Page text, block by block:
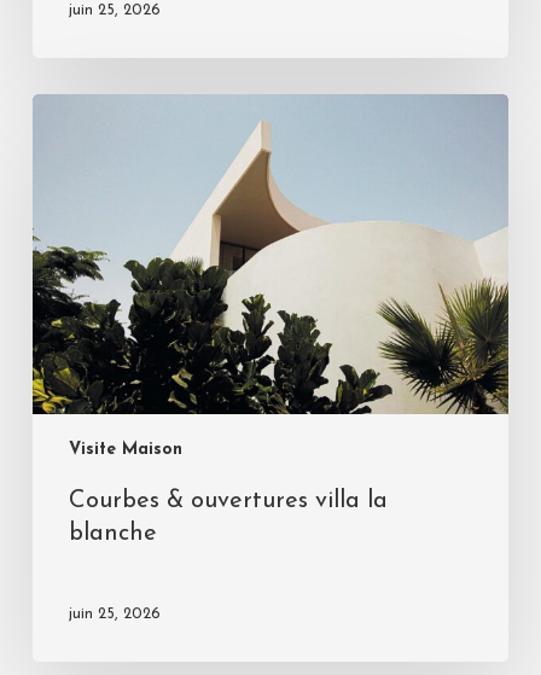
juin 25, 2026
Visite Maison
Courbes & ouvertures villa la
blanche
juin 25, 2026